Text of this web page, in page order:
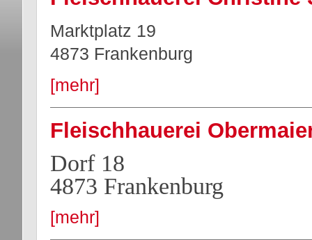
Marktplatz 19
4873 Frankenburg
[mehr]
Fleischhauerei
Dorf 18
4873 Frankenburg
[mehr]